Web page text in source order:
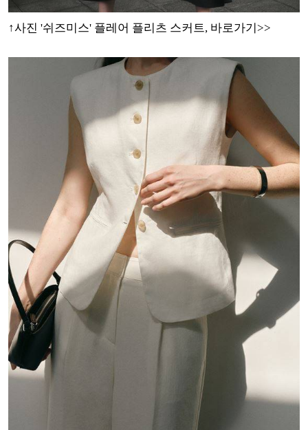
↑사진 '쉬즈미스' 플레어 플리츠 스커트, 바로가기>>